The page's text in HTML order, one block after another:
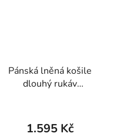
Pánská lněná košile
dlouhý rukáv
SHIRT Dark Navy
1.595 Kč